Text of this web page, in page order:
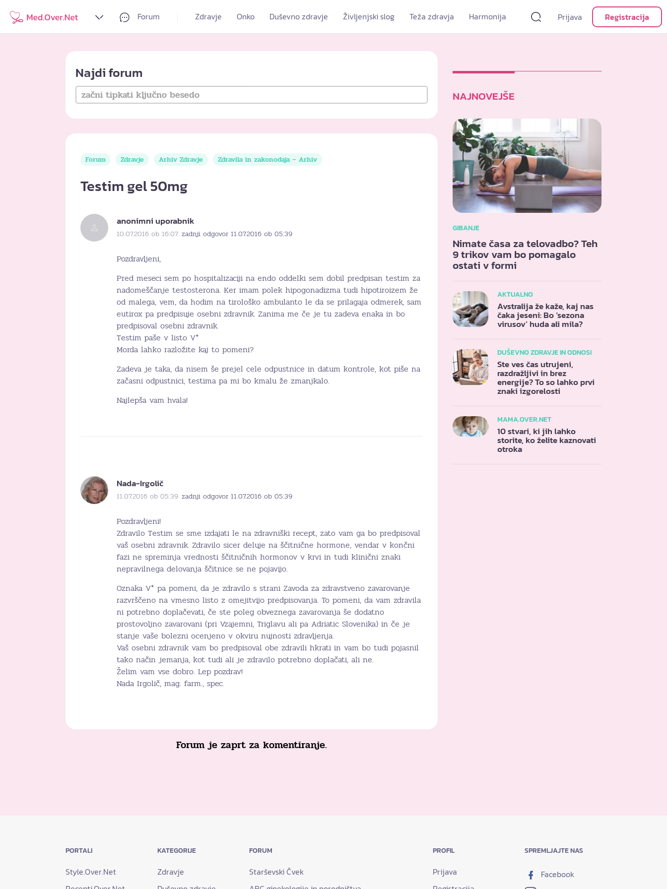
Forum Zdravje Onko Duševno zdravje Življenjski slog Teža zdravja Harmonija Prijava Registracija
Najdi forum
Forum Zdravje Arhiv Zdravje Zdravila in zakonodaja – Arhiv
Testim gel 50mg
anonimni uporabnik
10.07.2016 ob 16:07 zadnji odgovor 11.07.2016 ob 05:39
Pozdravljeni,
Pred meseci sem po hospitalizaciji na endo oddelki sem dobil predpisan testim za
nadomeščanje testosterona. Ker imam polek hipogonadizma tudi hipotiroizem že
od malega, vem, da hodim na tirološko ambulanto le da se prilagaja odmerek, sam
eutirox pa predpisuje osebni zdravnik. Zanima me če je tu zadeva enaka in bo
predpisoval osebni zdravnik.
Testim paše v listo V*
Morda lahko razložite kaj to pomeni?
Zadeva je taka, da nisem še prejel cele odpustnice in datum kontrole, kot piše na
začasni odpustnici, testima pa mi bo kmalu že zmanjkalo.
Najlepša vam hvala!
Nada-Irgolič
11.07.2016 ob 05:39 zadnji odgovor 11.07.2016 ob 05:39
Pozdravljeni!
Zdravilo Testim se sme izdajati le na zdravniški recept, zato vam ga bo predpisoval
vaš osebni zdravnik. Zdravilo sicer deluje na ščitnične hormone, vendar v končni
fazi ne spreminja vrednosti ščitničnih hormonov v krvi in tudi klinični znaki
nepravilnega delovanja ščitnice se ne pojavijo.
Oznaka V* pa pomeni, da je zdravilo s strani Zavoda za zdravstveno zavarovanje
razvrščeno na vmesno listo z omejitvijo predpisovanja. To pomeni, da vam zdravila
ni potrebno doplačevati, če ste poleg obveznega zavarovanja še dodatno
prostovoljno zavarovani (pri Vzajemni, Triglavu ali pa Adriatic Slovenika) in če je
stanje vaše bolezni ocenjeno v okviru nujnosti zdravljenja.
Vaš osebni zdravnik vam bo predpisoval obe zdravili hkrati in vam bo tudi pojasnil
tako način jemanja, kot tudi ali je zdravilo potrebno doplačati, ali ne.
Želim vam vse dobro. Lep pozdrav!
Nada Irgolič, mag. farm., spec.
Forum je zaprt za komentiranje.
NAJNOVEJŠE
GIBANJE
Nimate časa za telovadbo? Teh
9 trikov vam bo pomagalo
ostati v formi
AKTUALNO
Avstralija že kaže, kaj nas
čaka jeseni: Bo ‘sezona
virusov’ huda ali mila?
DUŠEVNO ZDRAVJE IN ODNOSI
Ste ves čas utrujeni,
razdražljivi in brez
energije? To so lahko prvi
znaki izgorelosti
MAMA.OVER.NET
10 stvari, ki jih lahko
storite, ko želite kaznovati
otroka
PORTALI
Style.Over.Net
KATEGORIJE
Zdravje
FORUM
Starševski Čvek
PROFIL
Prijava
SPREMLJAJTE NAS
Facebook